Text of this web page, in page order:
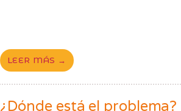
LEER MÁS →
¿Dónde está el